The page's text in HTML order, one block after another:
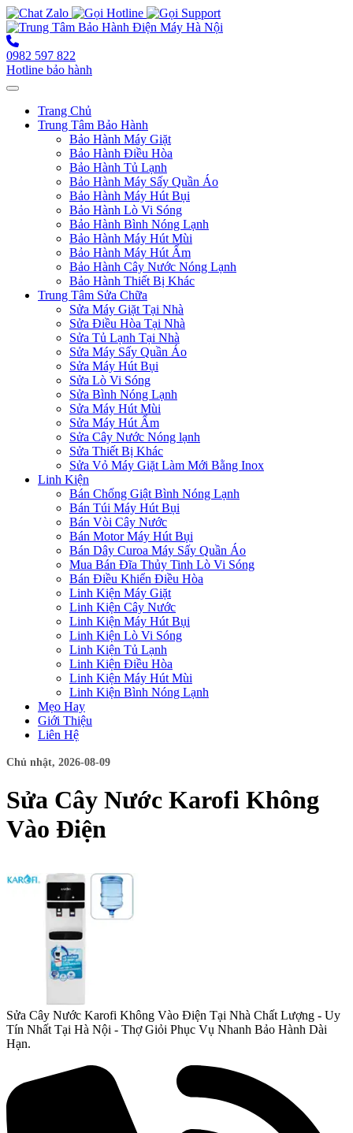
0982 597 822
Hotline bảo hành
Toggle navigation
Trang Chủ
Trung Tâm Bảo Hành
Bảo Hành Máy Giặt
Bảo Hành Điều Hòa
Bảo Hành Tủ Lạnh
Bảo Hành Máy Sấy Quần Áo
Bảo Hành Máy Hút Bụi
Bảo Hành Lò Vi Sóng
Bảo Hành Bình Nóng Lạnh
Bảo Hành Máy Hút Mùi
Bảo Hành Máy Hút Ẩm
Bảo Hành Cây Nước Nóng Lạnh
Bảo Hành Thiết Bị Khác
Trung Tâm Sửa Chữa
Sửa Máy Giặt Tại Nhà
Sửa Điều Hòa Tại Nhà
Sửa Tủ Lạnh Tại Nhà
Sửa Máy Sấy Quần Áo
Sửa Máy Hút Bụi
Sửa Lò Vi Sóng
Sửa Bình Nóng Lạnh
Sửa Máy Hút Mùi
Sửa Máy Hút Ẩm
Sửa Cây Nước Nóng lạnh
Sửa Thiết Bị Khác
Sửa Vỏ Máy Giặt Làm Mới Bằng Inox
Linh Kiện
Bán Chống Giật Bình Nóng Lạnh
Bán Túi Máy Hút Bụi
Bán Vòi Cây Nước
Bán Motor Máy Hút Bụi
Bán Dây Curoa Máy Sấy Quần Áo
Mua Bán Đĩa Thủy Tinh Lò Vi Sóng
Bán Điều Khiển Điều Hòa
Linh Kiện Máy Giặt
Linh Kiện Cây Nước
Linh Kiện Máy Hút Bụi
Linh Kiện Lò Vi Sóng
Linh Kiện Tủ Lạnh
Linh Kiện Điều Hòa
Linh Kiện Máy Hút Mùi
Linh Kiện Bình Nóng Lạnh
Mẹo Hay
Giới Thiệu
Liên Hệ
Chủ nhật, 2026-08-09
Sửa Cây Nước Karofi Không
Vào Điện
Sửa Cây Nước Karofi Không Vào Điện Tại Nhà Chất Lượng - Uy
Tín Nhất Tại Hà Nội - Thợ Giỏi Phục Vụ Nhanh Bảo Hành Dài
Hạn.